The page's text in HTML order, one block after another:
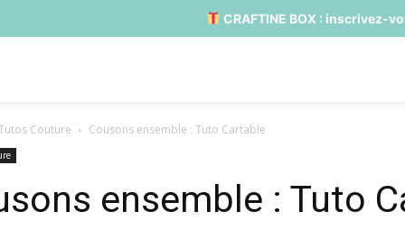
CRAFTINE BOX : inscrivez-
Couture Cousons ensemble : Tuto Cartable
ensemble : Tuto